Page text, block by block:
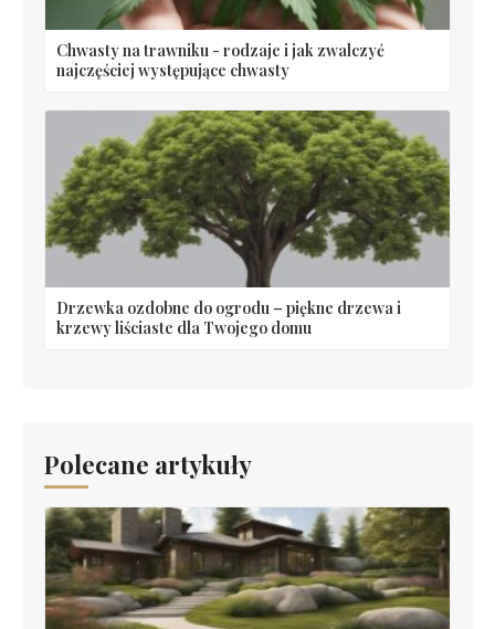
Chwasty na trawniku - rodzaje i jak zwalczyć
najczęściej występujące chwasty
Drzewka ozdobne do ogrodu – piękne drzewa i
krzewy liściaste dla Twojego domu
Polecane artykuły